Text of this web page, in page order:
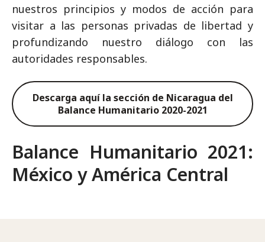
nuestros principios y modos de acción para
visitar a las personas privadas de libertad y
profundizando nuestro diálogo con las
autoridades responsables.
Descarga aquí la sección de Nicaragua del
Balance Humanitario 2020-2021
Balance Humanitario 2021:
México y América Central